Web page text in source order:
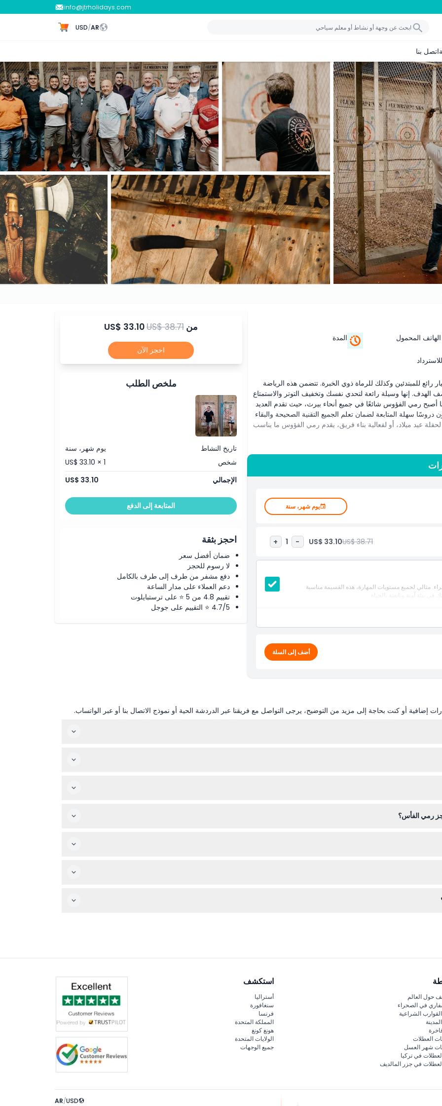
info@jtrholidays.com
AR
/
USD
اتصل بنا
المحمول المدة
للمبتدئين وكذلك للرماة ذوي الخبرة. تتضمن هذه الرياضة
إنها وسيلة رائعة لتحدي نفسك وتخفيف التوتر والاستمتاع
أصبح رمي الفؤوس شائعًا في جميع أنحاء بيرث، حيث تقدم العديد
سهلة المتابعة لضمان تعلم الجميع التقنية الصحيحة والبقاء
عيد ميلاد، أو لفعالية بناء فريق، يقدم رمي الفؤوس ما يناسب
أو كبيرة، مما يجعلها مثالية للتجمعات من جميع الأحجام.
السهل العثور على التجربة المثالية التي تناسب احتياجاتك. تقع
إليها.
يوم شهر، سنة
US$ 38.71
US$ 33.10
-
1
+
خبراء. مثالي لجميع مستويات المهارة، هذه القسيمة مناسبة
بيئة آمنة ونابضة بالحياة.
أضف إلى السلة
من US$ 33.10US$ 38.71
احجز الآن
ملخص الطلب
تاريخ النشاط
يوم شهر، سنة
شخص
US$ 33.10 × 1
الإجمالي
US$ 33.10
المتابعة إلى الدفع
احجز بثقة
ضمان أفضل سعر
لا رسوم للحجز
دفع مشفر من طرف إلى طرف بالكامل
دعم العملاء على مدار الساعة
تقييم 4.8 من 5 ⭐ على ترستبايلوت
4.7/5 ⭐ التقييم على جوجل
إضافية أو كنت بحاجة إلى مزيد من التوضيح، يرجى التواصل مع فريقنا عبر الدردشة الحية أو نموذج الاتصال بنا أو عبر الواتساب.
رمي الفأس؟
حول العالم
في الصحراء
الشراعية
العطلات
شهر العسل
في تركيا
في جزر المالديف
استكشف
أستراليا
سنغافورة
فرنسا
المملكة المتحدة
هونغ كونغ
الولايات المتحدة
جميع الوجهات
AR/USD